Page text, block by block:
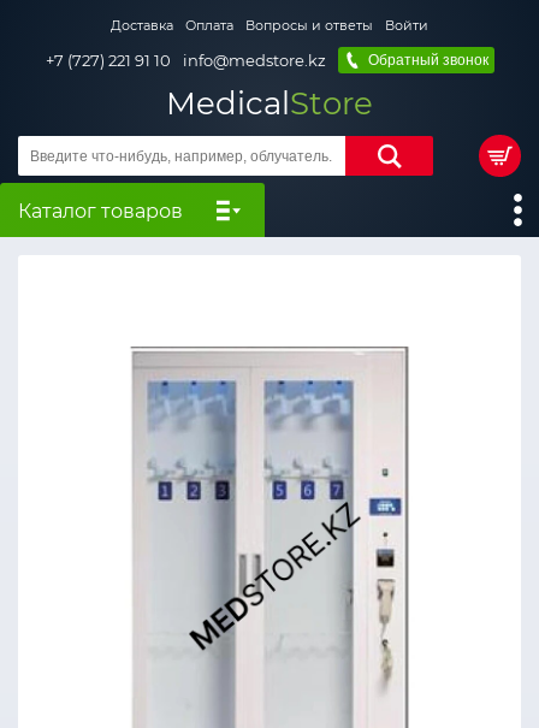
Доставка Оплата Вопросы и ответы Войти
+7 (727) 221 91 10 info@medstore.kz Обратный звонок
MedicalStore
Каталог товаров